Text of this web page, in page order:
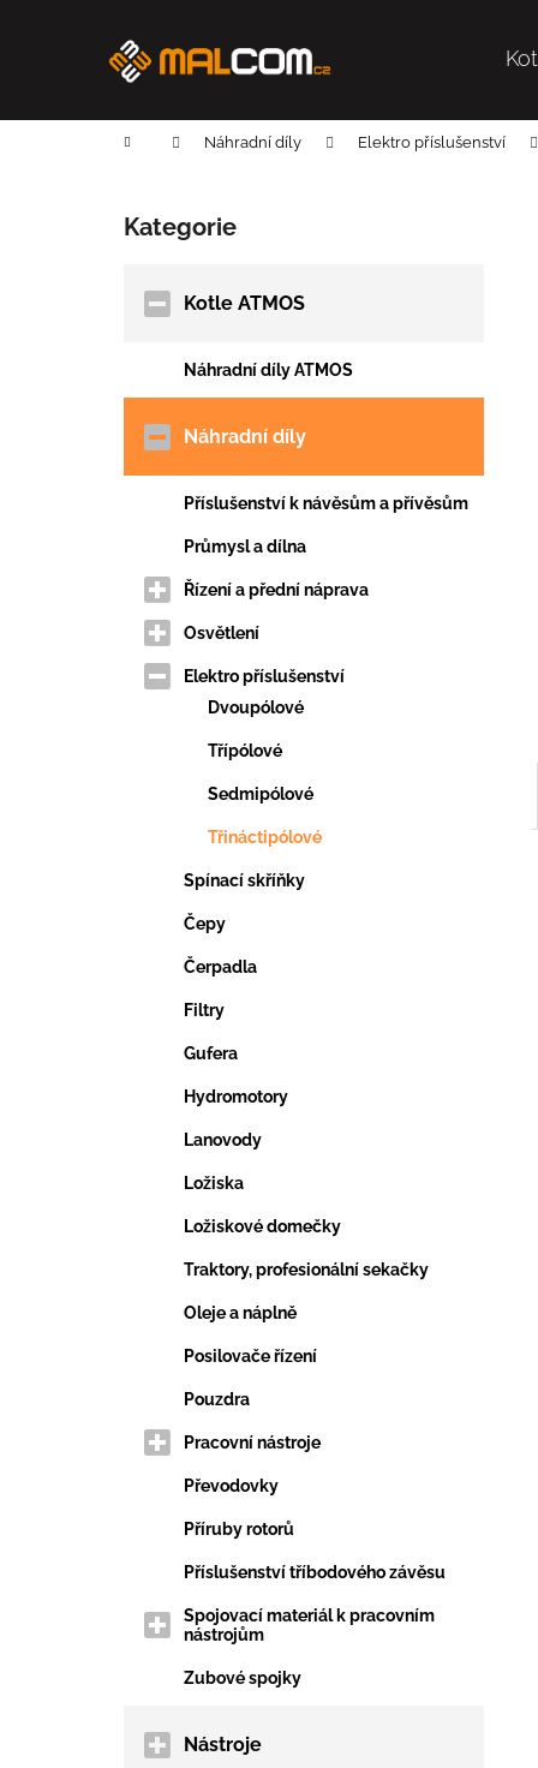
Domů Náhradní díly Elektro příslušenství
Přeskočit
kategorie
Kategorie
Kotle ATMOS
Náhradní díly ATMOS
Náhradní díly
Příslušenství k návěsům a přívěsům
Průmysl a dílna
Řízení a přední náprava
Osvětlení
Elektro příslušenství
Dvoupólové
Třípólové
Sedmipólové
Třináctipólové
Spínací skříňky
Čepy
Čerpadla
Filtry
Gufera
Hydromotory
Lanovody
Ložiska
Ložiskové domečky
Traktory, profesionální sekačky
Oleje a náplně
Posilovače řízení
Pouzdra
Pracovní nástroje
Převodovky
Příruby rotorů
Příslušenství tříbodového závěsu
Spojovací materiál k pracovním
nástrojům
Zubové spojky
Nástroje
Zpět
Zpět
VERTIKUTAČNÍ NŮŽ
203,69 Kč